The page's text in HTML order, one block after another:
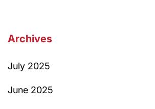
Archives
July 2025
June 2025